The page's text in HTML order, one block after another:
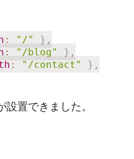
: "/" } ,
: "/blog" } ,
: "/contact" } ,
置できました。